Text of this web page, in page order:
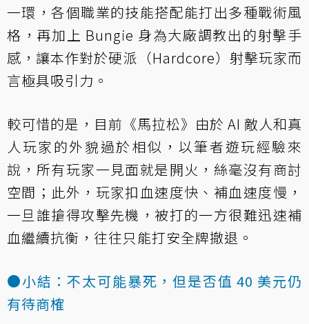
一環，各個職業的技能搭配能打出多種戰術風
格，再加上 Bungie 身為大廠調教出的射擊手
感，讓本作對於硬派（Hardcore）射擊玩家而
言極具吸引力。
較可惜的是，目前《馬拉松》由於 AI 敵人和真
人玩家的外貌過於相似，以筆者遊玩經驗來
說，所有玩家一見面就是開火，絲毫沒有商討
空間；此外，玩家扣血速度快、補血速度慢，
一旦誰搶得攻擊先機，被打的一方很難迅速補
血繼續抗衡，往往只能打安全牌撤退。
●小結：不太可能暴死，但是否值 40 美元仍
有待商榷